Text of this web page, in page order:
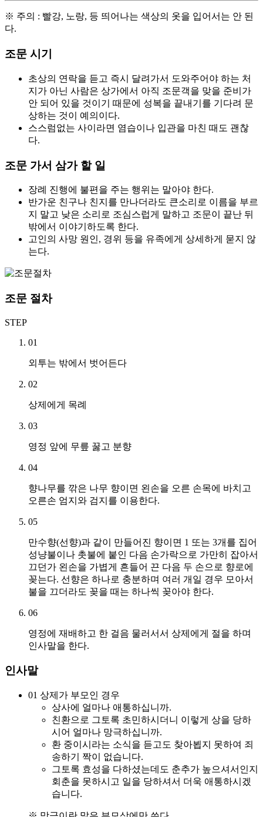
※ 주의 : 빨강, 노랑, 등 띄어나는 색상의 옷을 입어서는 안 된
다.
조문 시기
초상의 연락을 듣고 즉시 달려가서 도와주어야 하는 처
지가 아닌 사람은 상가에서 아직 조문객을 맞을 준비가
안 되어 있을 것이기 때문에 성복을 끝내기를 기다려 문
상하는 것이 예의이다.
스스럼없는 사이라면 염습이나 입관을 마친 때도 괜찮
다.
조문 가서 삼가 할 일
장례 진행에 불편을 주는 행위는 말아야 한다.
반가운 친구나 친지를 만나더라도 큰소리로 이름을 부르
지 말고 낮은 소리로 조심스럽게 말하고 조문이 끝난 뒤
밖에서 이야기하도록 한다.
고인의 사망 원인, 경위 등을 유족에게 상세하게 묻지 않
는다.
조문 절차
STEP
01
외투는 밖에서 벗어든다
02
상제에게 목례
03
영정 앞에 무릎 꿇고 분향
04
향나무를 깎은 나무 향이면 왼손을 오른 손목에 바치고
오른손 엄지와 검지를 이용한다.
05
만수향(선향)과 같이 만들어진 향이면 1 또는 3개를 집어
성냥불이나 촛불에 붙인 다음 손가락으로 가만히 잡아서
끄던가 왼손을 가볍게 흔들어 끈 다음 두 손으로 향로에
꽂는다. 선향은 하나로 충분하며 여러 개일 경우 모아서
불을 끄더라도 꽂을 때는 하나씩 꽂아야 한다.
06
영정에 재배하고 한 걸음 물러서서 상제에게 절을 하며
인사말을 한다.
인사말
01 상제가 부모인 경우
상사에 얼마나 애통하십니까.
친환으로 그토록 초민하시더니 이렇게 상을 당하
시어 얼마나 망극하십니까.
환 중이시라는 소식을 듣고도 찾아뵙지 못하여 죄
송하기 짝이 없습니다.
그토록 효성을 다하셨는데도 춘추가 높으셔서인지
회춘을 못하시고 일을 당하셔서 더욱 애통하시겠
습니다.